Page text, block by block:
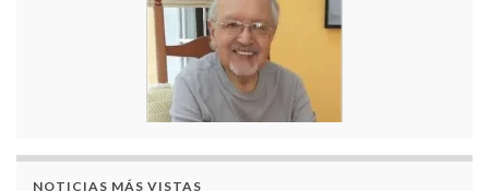
NOTICIAS MÁS VISTAS